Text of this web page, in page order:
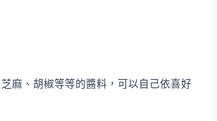
麻、胡椒等等的醬料，可以自己依喜好